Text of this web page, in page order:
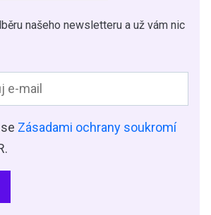
našeho newsletteru a už vám nic
Zásadami ochrany soukromí